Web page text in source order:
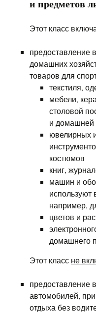
и предметов
Этот класс
предоставление
домашних
товаров для
текстиля,
мебели,
столовой
и домашней
ювелирных
костюмов
книг,
машин и
используют
например,
цветов и
домашнего
Этот класс не
предоставление
автомобилей,
отдыха без